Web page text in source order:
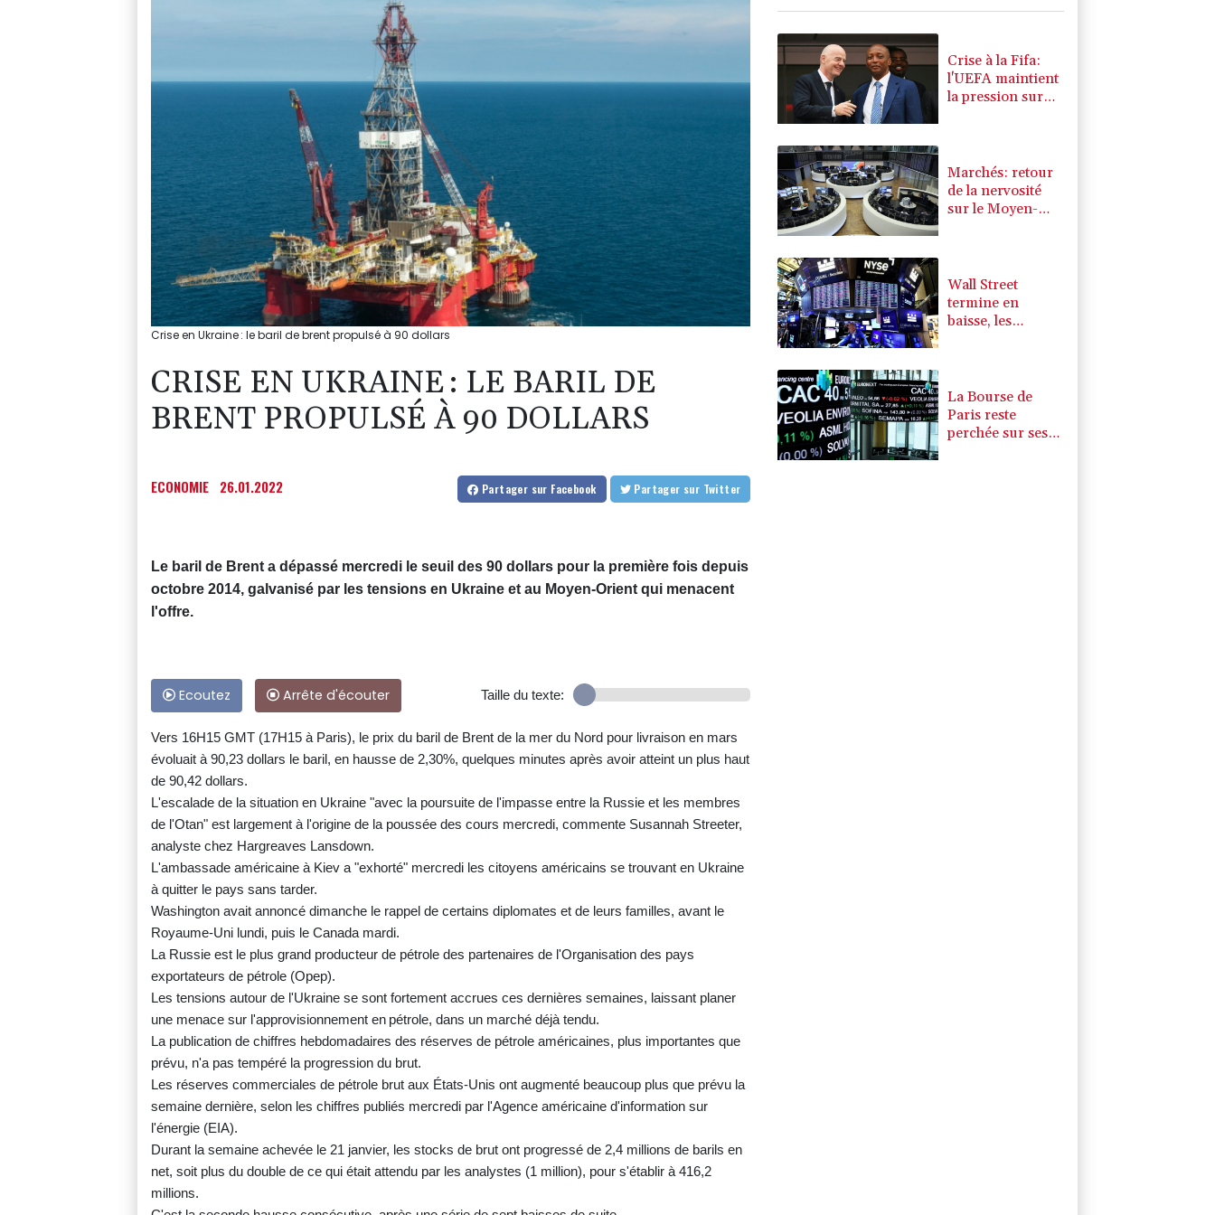
BIOTK
0.46% 4322.09 €
Crise en Ukraine : le baril de brent propulsé à 90 dollars
CRISE EN UKRAINE : LE BARIL DE
BRENT PROPULSÉ À 90 DOLLARS
ECONOMIE 26.01.2022 Partager sur Facebook Partager sur Twitter
Le baril de Brent a dépassé mercredi le seuil des 90 dollars pour la première fois depuis
octobre 2014, galvanisé par les tensions en Ukraine et au Moyen-Orient qui menacent
l'offre.
Ecoutez Arrête d'écouter Taille du texte:
Vers 16H15 GMT (17H15 à Paris), le prix du baril de Brent de la mer du Nord pour livraison en mars
évoluait à 90,23 dollars le baril, en hausse de 2,30%, quelques minutes après avoir atteint un plus haut
de 90,42 dollars.
L'escalade de la situation en Ukraine "avec la poursuite de l'impasse entre la Russie et les membres
de l'Otan" est largement à l'origine de la poussée des cours mercredi, commente Susannah Streeter,
analyste chez Hargreaves Lansdown.
L'ambassade américaine à Kiev a "exhorté" mercredi les citoyens américains se trouvant en Ukraine
à quitter le pays sans tarder.
Washington avait annoncé dimanche le rappel de certains diplomates et de leurs familles, avant le
Royaume-Uni lundi, puis le Canada mardi.
La Russie est le plus grand producteur de pétrole des partenaires de l'Organisation des pays
exportateurs de pétrole (Opep).
Les tensions autour de l'Ukraine se sont fortement accrues ces dernières semaines, laissant planer
une menace sur l'approvisionnement en pétrole, dans un marché déjà tendu.
La publication de chiffres hebdomadaires des réserves de pétrole américaines, plus importantes que
prévu, n'a pas tempéré la progression du brut.
Les réserves commerciales de pétrole brut aux États-Unis ont augmenté beaucoup plus que prévu la
semaine dernière, selon les chiffres publiés mercredi par l'Agence américaine d'information sur
l'énergie (EIA).
Durant la semaine achevée le 21 janvier, les stocks de brut ont progressé de 2,4 millions de barils en
net, soit plus du double de ce qui était attendu par les analystes (1 million), pour s'établir à 416,2
millions.
Crise à la Fifa:
l'UEFA maintient
la pression sur
Marchés: retour
de la nervosité
sur le Moyen-
records
Wall Street
termine en
baisse, les
La Bourse de
Paris reste
perchée sur ses